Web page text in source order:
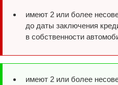
имеют 2 или более
до даты заключения
в собственности
имеют 2 или более